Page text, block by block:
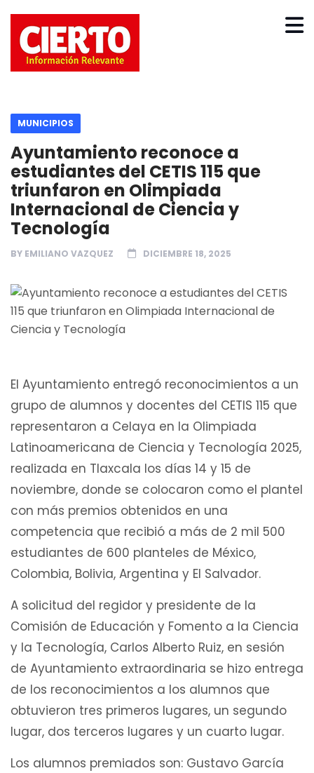
MUNICIPIOS
Ayuntamiento reconoce a
estudiantes del CETIS 115 que
triunfaron en Olimpiada
Internacional de Ciencia y
Tecnología
BY EMILIANO VAZQUEZ DICIEMBRE 18, 2025
El Ayuntamiento entregó reconocimientos a un
grupo de alumnos y docentes del CETIS 115 que
representaron a Celaya en la Olimpiada
Latinoamericana de Ciencia y Tecnología 2025,
realizada en Tlaxcala los días 14 y 15 de
noviembre, donde se colocaron como el plantel
con más premios obtenidos en una
competencia que recibió a más de 2 mil 500
estudiantes de 600 planteles de México,
Colombia, Bolivia, Argentina y El Salvador.
A solicitud del regidor y presidente de la
Comisión de Educación y Fomento a la Ciencia
y la Tecnología, Carlos Alberto Ruiz, en sesión
de Ayuntamiento extraordinaria se hizo entrega
de los reconocimientos a los alumnos que
obtuvieron tres primeros lugares, un segundo
lugar, dos terceros lugares y un cuarto lugar.
Los alumnos premiados son: Gustavo García